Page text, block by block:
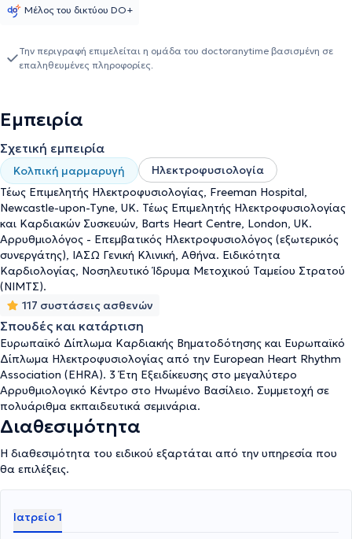
Πανεπιστήμιο Αθηνών. Κατέχει επίσης Ευρωπαϊκό Δίπλωμα
στο Γενικό Νοσοκομείο Ελευσίνας "Θριάσιο" και στο Γενικό
Νοσοκομείο Λαμίας, ενώ ολοκλήρωσε την ειδικότητα της
καρδιολογία στην χώρα μας, συνέχισε την εξειδίκευσή του στην
κλινική και επεμβατική αρρυθμιολογία στην Μ. Βρετανία όπου και
διετέλεσε Επιμελητής Ηλεκτροφυσιολογίας και Ενδοκαρδιακών
Συσκευών στο Freeman Hospital - Newcastle της Μεγάλης
Βρετανίας καθώς και στο μεγαλύτερο καρδιολογικό νοσοκομείο
της Αγγλίας, το Barts Heart Centre στο Λονδίνο. Ο Νικόλαος
Γιάνναινας εξειδικεύεται: στην Παρακολούθηση & Θεραπεία
Ταχυκαρδιών, Βραδυκαρδιών και Εκτάκτων Συστολών, στις
Επεμβάσεις Κατάλυσης Κολπικής Μαρμαρυγής & Αρρυθμιών
καρδιάς, στην Εμφύτευση & Παρακολούθηση Βηματοδοτών και
Απινιδωτών, υπηρεσίες τις οποίες προσφέρει στο πλήρες
εξοπλισμένο και σύγχρονο ιδιωτικό του ιατρείο που βρίσκεται
στην περιοχή της Ηλιούπολης, καθώς και στα συνεργαζόμενα
νοσοκομεία.
Μέλος του δικτύου DO+
Την περιγραφή επιμελείται η ομάδα του doctoranytime βασισμένη σε
επαληθευμένες πληροφορίες.
Εμπειρία
Σχετική εμπειρία
Κολπική μαρμαρυγή
Ηλεκτροφυσιολογία
Τέως Επιμελητής Ηλεκτροφυσιολογίας, Freeman Hospital,
Newcastle-upon-Tyne, UK. Τέως Επιμελητής Ηλεκτροφυσιολογίας
και Καρδιακών Συσκευών, Barts Heart Centre, London, UK.
Αρρυθμιολόγος - Επεμβατικός Ηλεκτροφυσιολόγος (εξωτερικός
συνεργάτης), ΙΑΣΩ Γενική Κλινική, Αθήνα. Ειδικότητα
Καρδιολογίας, Νοσηλευτικό Ίδρυμα Μετοχικού Ταμείου Στρατού
(ΝΙΜΤΣ).
117 συστάσεις ασθενών
Σπουδές και κατάρτιση
Ευρωπαϊκό Δίπλωμα Καρδιακής Βηματοδότησης και Ευρωπαϊκό
Δίπλωμα Ηλεκτροφυσιολογίας από την European Heart Rhythm
Association (EHRA). 3 Έτη Εξειδίκευσης στο μεγαλύτερο
Αρρυθμιολογικό Κέντρο στο Ηνωμένο Βασίλειο. Συμμετοχή σε
πολυάριθμα εκπαιδευτικά σεμινάρια.
Διαθεσιμότητα
Η διαθεσιμότητα του ειδικού εξαρτάται από την υπηρεσία που
θα επιλέξεις.
Ιατρείο 1